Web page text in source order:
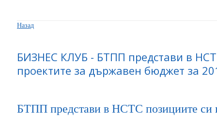
Назад
БИЗНЕС КЛУБ - БТПП представи в
проектите за държавен бюджет за
БТПП представи в НСТС позициите си